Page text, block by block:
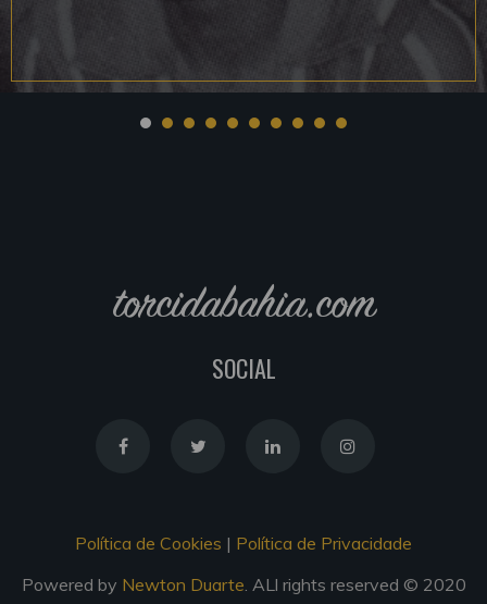
torcidabahia.com
SOCIAL
Política de Cookies | Política de Privacidade
Powered by Newton Duarte . ALl rights reserved © 2020